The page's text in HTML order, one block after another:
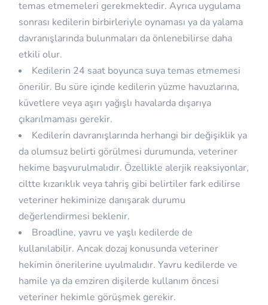
temas etmemeleri gerekmektedir. Ayrıca uygulama
sonrası kedilerin birbirleriyle oynaması ya da yalama
davranışlarında bulunmaları da önlenebilirse daha
etkili olur.
Kedilerin 24 saat boyunca suya temas etmemesi
önerilir. Bu süre içinde kedilerin yüzme havuzlarına,
küvetlere veya aşırı yağışlı havalarda dışarıya
çıkarılmaması gerekir.
Kedilerin davranışlarında herhangi bir değişiklik ya
da olumsuz belirti görülmesi durumunda, veteriner
hekime başvurulmalıdır. Özellikle alerjik reaksiyonlar,
ciltte kızarıklık veya tahriş gibi belirtiler fark edilirse
veteriner hekiminize danışarak durumu
değerlendirmesi beklenir.
Broadline, yavru ve yaşlı kedilerde de
kullanılabilir. Ancak dozaj konusunda veteriner
hekimin önerilerine uyulmalıdır. Yavru kedilerde ve
hamile ya da emziren dişilerde kullanım öncesi
veteriner hekimle görüşmek gerekir.